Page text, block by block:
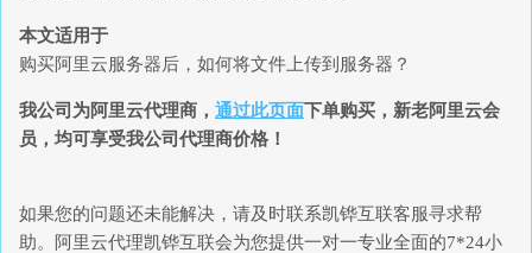
本文适用于
购买阿里云服务器后，如何将文件上传到服务器？
我公司为阿里云代理商， 通过此页面下单购买，新老阿里云会
员，均可享受我公司代理商价格！
如果您的问题还未能解决，请及时联系凯铧互联客服寻求帮
助。阿里云代理凯铧互联会为您提供一对一专业全面的7*24小